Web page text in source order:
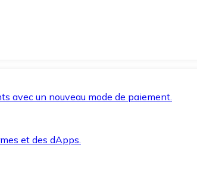
avec un nouveau mode de paiement.
et des dApps.